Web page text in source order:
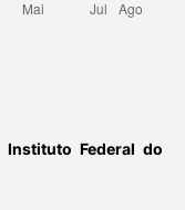
Instituto Federal do